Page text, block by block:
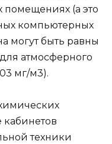
помещениях (а это
компьютерных
могут быть равны
атмосферного
мг/м3).
техники